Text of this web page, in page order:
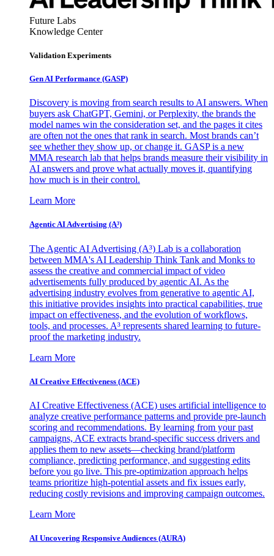
Future Labs
Knowledge Center
Validation Experiments
Gen AI Performance (GASP)
Discovery is moving from search results to AI answers. When
buyers ask ChatGPT, Gemini, or Perplexity, the brands the
model names win the consideration set, and the pages it cites
are often not the ones that rank in search. Most brands can’t
see whether they show up, or change it. GASP is a new
MMA research lab that helps brands measure their visibility in
AI answers and prove what actually moves it, quantifying
how much is in their control.
Learn More
Agentic AI Advertising (A³)
The Agentic AI Advertising (A³) Lab is a collaboration
between MMA's AI Leadership Think Tank and Monks to
assess the creative and commercial impact of video
advertisements fully produced by agentic AI. As the
advertising industry evolves from generative to agentic AI,
this initiative provides insights into practical capabilities, true
impact on effectiveness, and the evolution of workflows,
tools, and processes. A³ represents shared learning to future-
proof the marketing industry.
Learn More
AI Creative Effectiveness (ACE)
AI Creative Effectiveness (ACE) uses artificial intelligence to
analyze creative performance patterns and provide pre-launch
scoring and recommendations. By learning from your past
campaigns, ACE extracts brand-specific success drivers and
applies them to new assets—checking brand/platform
compliance, predicting performance, and suggesting edits
before you go live. This pre-optimization approach helps
teams prioritize high-potential assets and fix issues early,
reducing costly revisions and improving campaign outcomes.
Learn More
AI Uncovering Responsive Audiences (AURA)